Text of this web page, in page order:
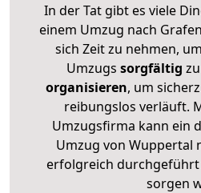
In der Tat gibt es viele
einem Umzug nach
sich Zeit zu nehmen,
Umzugs sorgfältig zu
organisieren, um
reibungslos verläuft.
Umzugsfirma kann ein
Umzug von Wuppertal
erfolgreich
sorgen